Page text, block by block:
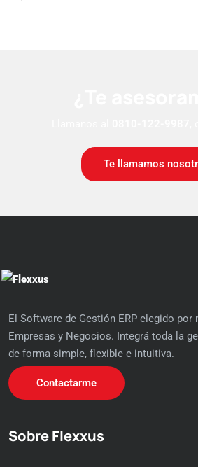
Te llamamos
El Software de Gestión ERP elegido por
Empresas y Negocios. Integrá toda la
de forma simple, flexible e intuitiva.
Contactarme
Sobre Flexxus